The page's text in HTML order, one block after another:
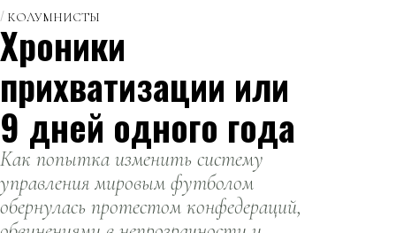
КОЛУМНИСТЫ
Хроники
прихватизации или
9 дней одного года
Как попытка изменить систему
управления мировым футболом
обернулась протестом конфедераций,